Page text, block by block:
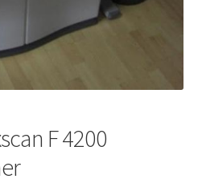
F 4200